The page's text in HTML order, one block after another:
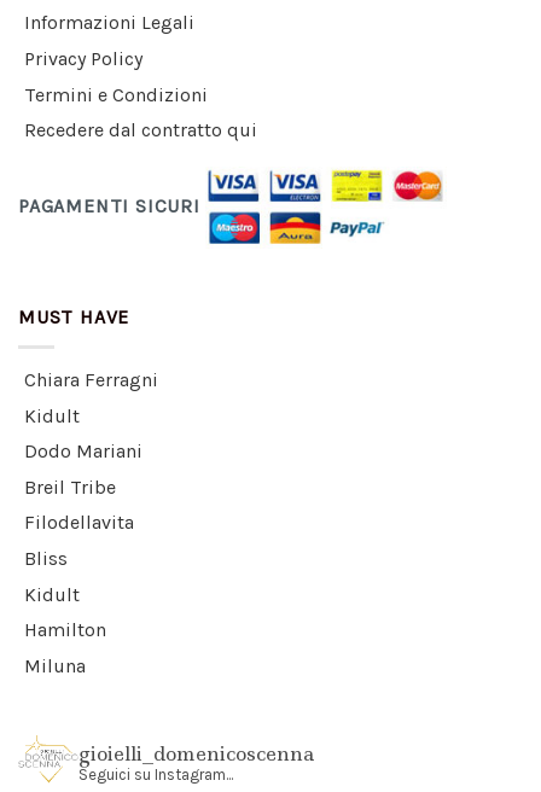
Informazioni Legali
Privacy Policy
Termini e Condizioni
Recedere dal contratto qui
PAGAMENTI SICURI
MUST HAVE
Chiara Ferragni
Kidult
Dodo Mariani
Breil Tribe
Filodellavita
Bliss
Kidult
Hamilton
Miluna
gioielli_domenicoscenna
Seguici su Instagram...